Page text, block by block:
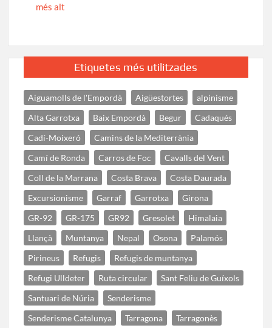
més alt
Etiquetes més utilitzades
Aiguamolls de l'Empordà Aigüestortes
alpinisme
Alta Garrotxa
Baix Empordà Begur
Cadaqués
Cadí-Moixeró
Camins de la Mediterrània
Camí de Ronda
Carros de Foc
Cavalls del Vent
Coll de la Marrana
Costa Brava
Costa Daurada
Excursionisme
Garraf Garrotxa
Girona
GR-92
GR-175 GR92 Gresolet
Himalaia
Llançà
Muntanya Nepal Osona
Palamós
Pirineus
Refugis
Refugis de muntanya
Refugi Ulldeter
Ruta circular
Sant Feliu de Guíxols
Santuari de Núria
Senderisme
Senderisme Catalunya
Tarragona
Tarragonès